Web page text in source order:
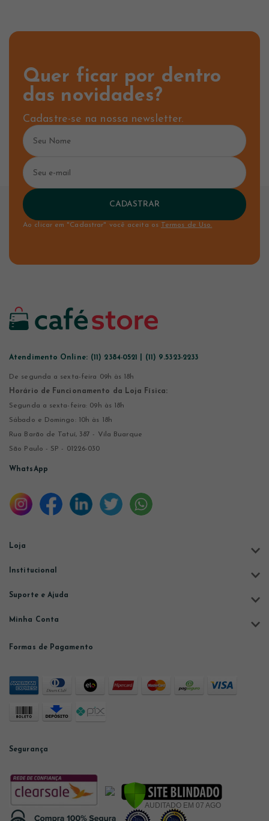
Quer ficar por dentro
das novidades?
Cadastre-se na nossa newsletter.
CADASTRAR
Ao clicar em "Cadastrar" você aceita os Termos de Uso.
Atendimento Online: (11) 2384-0521 | (11) 9.5323-2233
De segunda a sexta-feira 09h às 18h
Horário de Funcionamento da Loja Física:
Segunda a sexta-feira: 09h às 18h
Sábado e Domingo: 10h às 18h
Rua Barão de Tatuí, 387 - Vila Buarque
São Paulo - SP - 01226-030
WhatsApp
Loja
Institucional
Suporte e Ajuda
Minha Conta
Formas de Pagamento
Segurança